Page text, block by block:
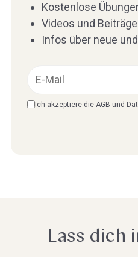
Kostenlose
Videos und
Infos über neue
Email
Ich akzeptiere die AGB und
Lass dich